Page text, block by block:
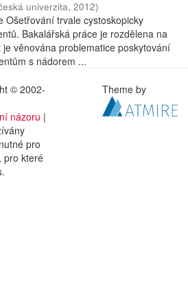
univerzita, 2012)
Ošetřování trvale cystoskopicky
Bakalářská práce je rozdělena na
věnována problematice poskytování
s nádorem ...
© 2002-
názoru |
pro
pro které
Theme by